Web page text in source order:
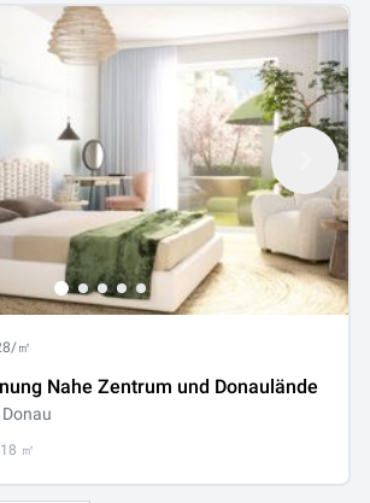
㎡
Nahe Zentrum und Donaulände
㎡